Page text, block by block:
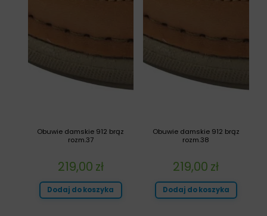
Obuwie damskie 912 brąz
rozm.38
219,00 zł
Dodaj do koszyka
Obuwie damskie 912 brąz
rozm.37
219,00 zł
Dodaj do koszyka